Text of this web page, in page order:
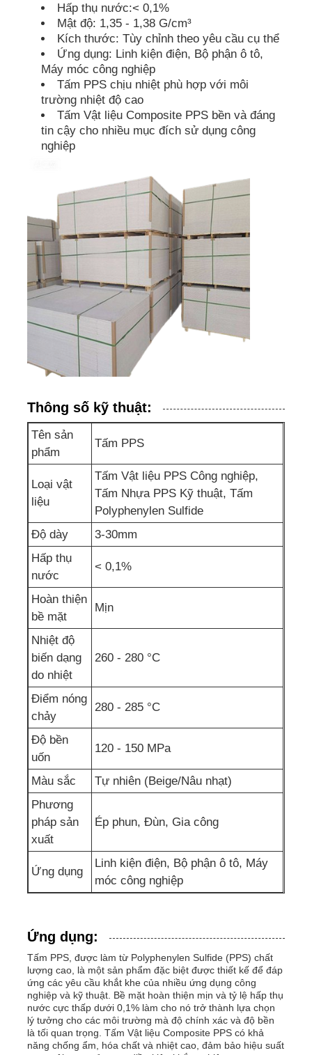
Hấp thụ nước:< 0,1%
Mật độ: 1,35 - 1,38 G/cm³
Kích thước: Tùy chỉnh theo yêu cầu cụ thể
Ứng dụng: Linh kiện điện, Bộ phận ô tô,
Máy móc công nghiệp
Tấm PPS chịu nhiệt phù hợp với môi
trường nhiệt độ cao
Tấm Vật liệu Composite PPS bền và đáng
tin cậy cho nhiều mục đích sử dụng công
nghiệp
Thông số kỹ thuật:
Tên sản
phẩm
Tấm PPS
Loại vật
liệu
Tấm Vật liệu PPS Công nghiệp,
Tấm Nhựa PPS Kỹ thuật, Tấm
Polyphenylen Sulfide
Độ dày
3-30mm
Hấp thụ
nước
< 0,1%
Hoàn thiện
bề mặt
Mịn
Nhiệt độ
biến dạng
do nhiệt
260 - 280 °C
Điểm nóng
chảy
280 - 285 °C
Độ bền
uốn
120 - 150 MPa
Màu sắc
Tự nhiên (Beige/Nâu nhạt)
Phương
pháp sản
xuất
Ép phun, Đùn, Gia công
Ứng dụng
Linh kiện điện, Bộ phận ô tô, Máy
móc công nghiệp
Ứng dụng:
Tấm PPS, được làm từ Polyphenylen Sulfide (PPS) chất
lượng cao, là một sản phẩm đặc biệt được thiết kế để đáp
ứng các yêu cầu khắt khe của nhiều ứng dụng công
nghiệp và kỹ thuật. Bề mặt hoàn thiện mịn và tỷ lệ hấp thụ
nước cực thấp dưới 0,1% làm cho nó trở thành lựa chọn
lý tưởng cho các môi trường mà độ chính xác và độ bền
là tối quan trọng. Tấm Vật liệu Composite PPS có khả
năng chống ẩm, hóa chất và nhiệt cao, đảm bảo hiệu suất